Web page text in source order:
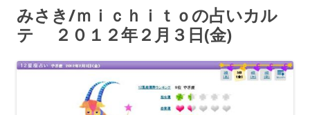
ス
キ
ッ
プ
みさき/​ｍｉｃｈｉｔｏの占いカル
テ ２０１２年２月３日(金)